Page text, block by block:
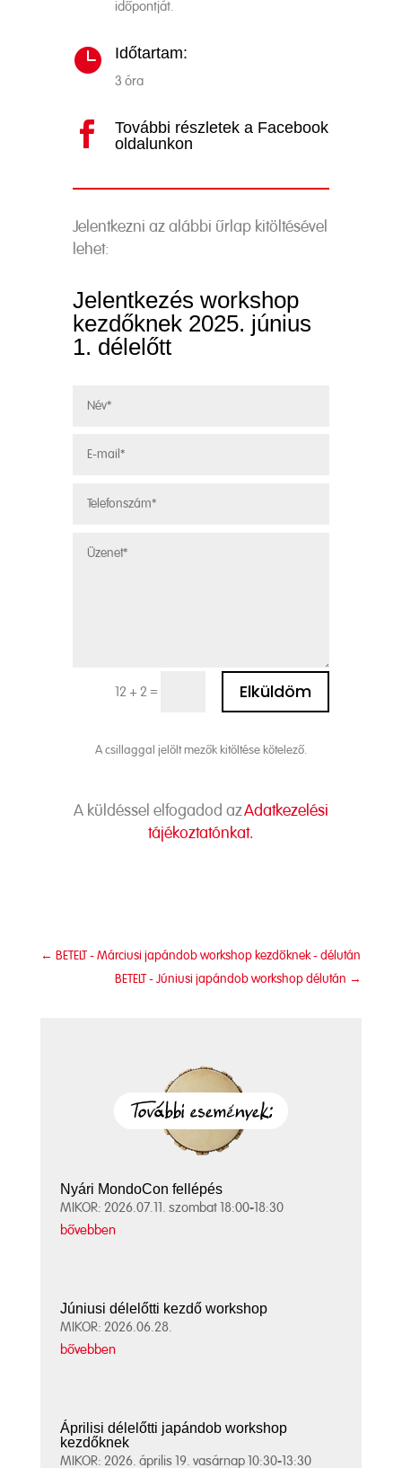
időpontját.
 Időtartam:
3 óra

További részletek a Facebook
oldalunkon
Jelentkezni az alábbi űrlap kitöltésével
lehet:
Jelentkezés workshop
kezdőknek 2025. június
1. délelőtt
12 + 2 = Elküldöm
Alternative:
A csillaggal jelölt mezők kitöltése kötelező.
A küldéssel elfogadod azAdatkezelési
tájékoztatónkat.
← BETELT - Márciusi japándob workshop kezdőknek - délután
BETELT - Júniusi japándob workshop délután →
Nyári MondoCon fellépés
MIKOR: 2026.07.11. szombat 18:00-18:30
bővebben
Júniusi délelőtti kezdő workshop
MIKOR: 2026.06.28.
bővebben
Áprilisi délelőtti japándob workshop
kezdőknek
MIKOR: 2026. április 19. vasárnap 10:30-13:30